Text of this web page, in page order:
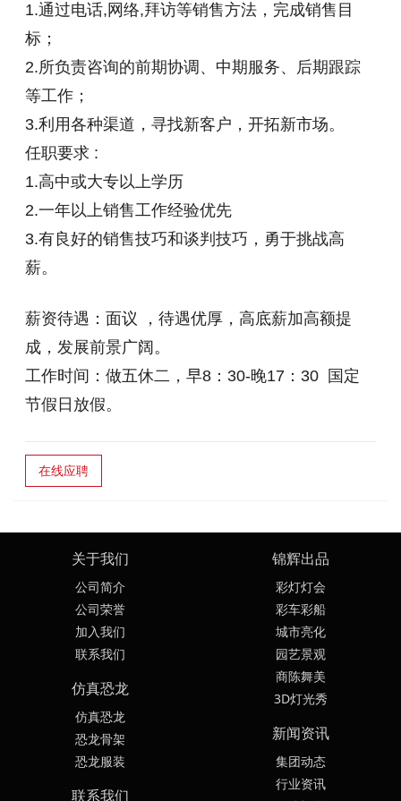
1.通过电话,网络,拜访等销售方法，完成销售目
标；
2.所负责咨询的前期协调、中期服务、后期跟踪
等工作；
3.利用各种渠道，寻找新客户，开拓新市场。
任职要求 :
1.高中或大专以上学历
2.一年以上销售工作经验优先
3.有良好的销售技巧和谈判技巧，勇于挑战高
薪。
薪资待遇：面议 ，待遇优厚，高底薪加高额提
成，发展前景广阔。
工作时间：做五休二，早8：30-晚17：30 国定
节假日放假。
在线应聘
关于我们
公司简介
公司荣誉
加入我们
联系我们
锦辉出品
彩灯灯会
彩车彩船
城市亮化
园艺景观
商陈舞美
3D灯光秀
仿真恐龙
仿真恐龙
恐龙骨架
恐龙服装
新闻资讯
集团动态
行业资讯
联系我们